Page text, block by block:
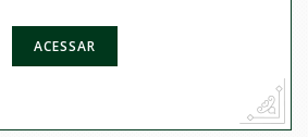
ACESSAR